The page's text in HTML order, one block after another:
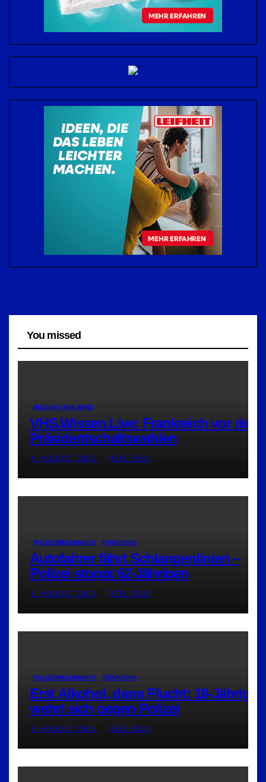
You missed
REGION STRAUBING
VHS.Wissen.Live: Frankreich vor den
Präsidentschaftswahlen
8. AUGUST 2026 RED_RA24
POLIZEIMELDUNGEN STRAUBING
Autofahrer fährt Schlangenlinien –
Polizei stoppt 62-Jährigen
8. AUGUST 2026 RED_RA24
POLIZEIMELDUNGEN STRAUBING
Erst Alkohol, dann Flucht: 18-Jährige
wehrt sich gegen Polizei
8. AUGUST 2026 RED_RA24